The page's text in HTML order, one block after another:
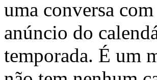
uma conversa
anúncio do
temporada. É um